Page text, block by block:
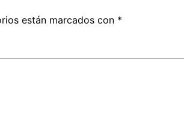
están marcados con *